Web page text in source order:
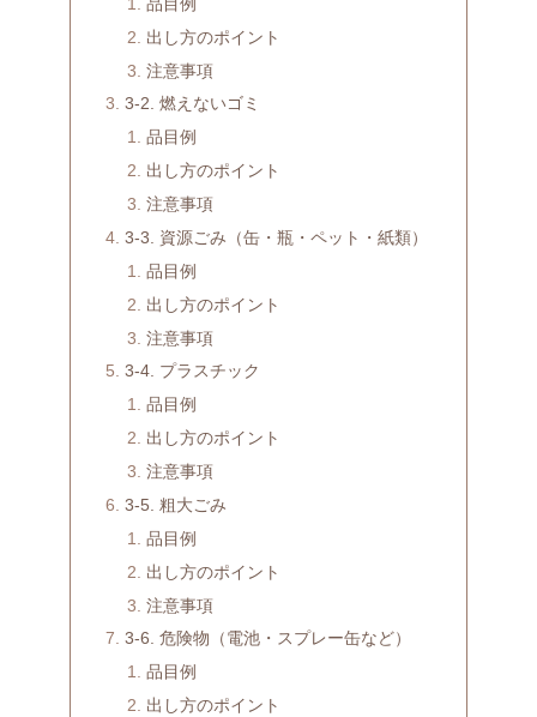
出し方のポイント
注意事項
3-2. 燃えないゴミ
品目例
出し方のポイント
注意事項
3-3. 資源ごみ（缶・瓶・ペット・紙類）
品目例
出し方のポイント
注意事項
3-4. プラスチック
品目例
出し方のポイント
注意事項
3-5. 粗大ごみ
品目例
出し方のポイント
注意事項
3-6. 危険物（電池・スプレー缶など）
品目例
出し方のポイント